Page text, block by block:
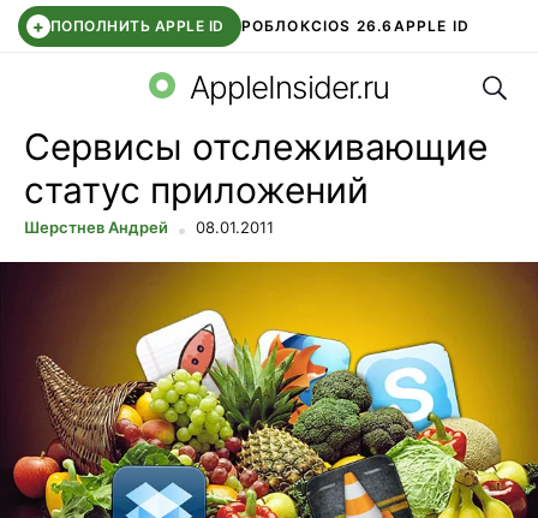
+ ПОПОЛНИТЬ APPLE ID РОБЛОКСIOS 26.6 APPLE ID
WHATSAPP DDE STOREAPP STOREOZON БАНК
AppleInsider.ru
Сервисы отслеживающие
статус приложений
Шерстнев Андрей 08.01.2011